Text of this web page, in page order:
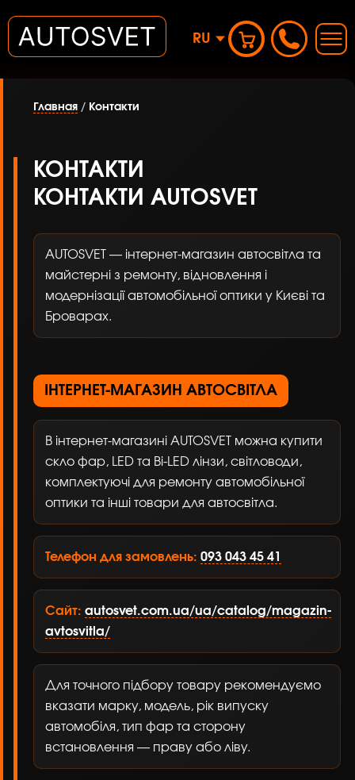
RU
Главная / Контакти
КОНТАКТИ
КОНТАКТИ AUTOSVET
AUTOSVET — інтернет-магазин автосвітла та
майстерні з ремонту, відновлення і
модернізації автомобільної оптики у Києві та
Броварах.
ІНТЕРНЕТ-МАГАЗИН АВТОСВІТЛА
В інтернет-магазині AUTOSVET можна купити
скло фар, LED та Bi-LED лінзи, світловоди,
комплектуючі для ремонту автомобільної
оптики та інші товари для автосвітла.
Телефон для замовлень: 093 043 45 41
Сайт: autosvet.com.ua/ua/catalog/magazin-
avtosvitla/
Для точного підбору товару рекомендуємо
вказати марку, модель, рік випуску
автомобіля, тип фар та сторону
встановлення — праву або ліву.